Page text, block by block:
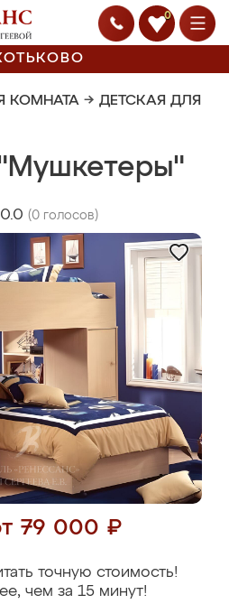
0
КОМНАТА → ДЕТСКАЯ ДЛЯ
0.0 (0 голосов)
79 000 ₽
точную стоимость!
чем за 15 минут!